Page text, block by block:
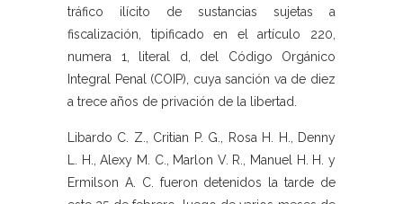
tráfico ilícito de sustancias sujetas a
fiscalización, tipificado en el artículo 220,
numera 1, literal d, del Código Orgánico
Integral Penal (COIP), cuya sanción va de diez
a trece años de privación de la libertad.
Libardo C. Z., Critian P. G., Rosa H. H., Denny
L. H., Alexy M. C., Marlon V. R., Manuel H. H. y
Ermilson A. C. fueron detenidos la tarde de